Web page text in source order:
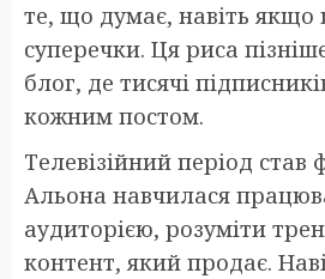
те, що думає, навіть якщо
суперечки. Ця риса
блог, де тисячі
кожним постом.
Телевізійний період
Альона навчилася
аудиторією, розуміти
контент, який продає.